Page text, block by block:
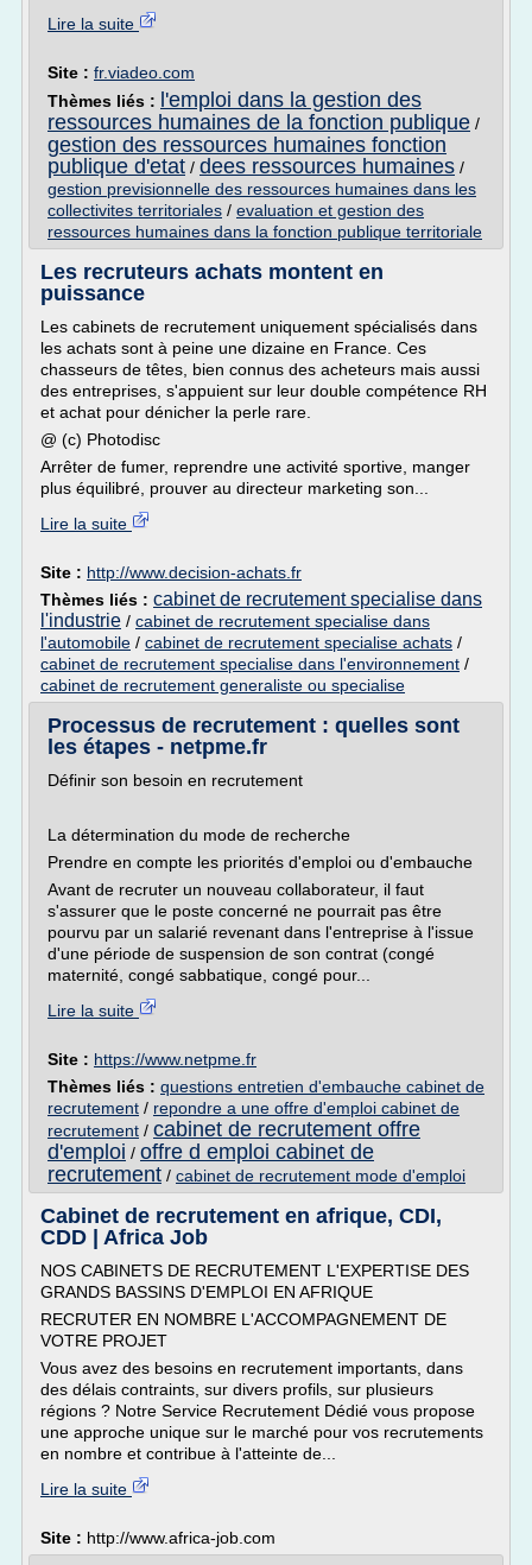
Lire la suite
Site : fr.viadeo.com
Thèmes liés :
l'emploi dans la gestion des
ressources humaines de la fonction publique /
gestion des ressources humaines fonction
publique d'etat / dees ressources humaines /
gestion previsionnelle des ressources humaines dans les
collectivites territoriales / evaluation et gestion des
ressources humaines dans la fonction publique territoriale
Les recruteurs achats montent en
puissance
Les cabinets de recrutement uniquement spécialisés dans
les achats sont à peine une dizaine en France. Ces
chasseurs de têtes, bien connus des acheteurs mais aussi
des entreprises, s'appuient sur leur double compétence RH
et achat pour dénicher la perle rare.
@ (c) Photodisc
Arrêter de fumer, reprendre une activité sportive, manger
plus équilibré, prouver au directeur marketing son...
Lire la suite
Site : http://www.decision-achats.fr
Thèmes liés : cabinet de recrutement specialise dans
l'industrie / cabinet de recrutement specialise dans
l'automobile / cabinet de recrutement specialise achats /
cabinet de recrutement specialise dans l'environnement /
cabinet de recrutement generaliste ou specialise
Processus de recrutement : quelles sont
les étapes - netpme.fr
Définir son besoin en recrutement
La détermination du mode de recherche
Prendre en compte les priorités d'emploi ou d'embauche
Avant de recruter un nouveau collaborateur, il faut
s'assurer que le poste concerné ne pourrait pas être
pourvu par un salarié revenant dans l'entreprise à l'issue
d'une période de suspension de son contrat (congé
maternité, congé sabbatique, congé pour...
Lire la suite
Site : https://www.netpme.fr
Thèmes liés : questions entretien d'embauche cabinet de
recrutement / repondre a une offre d'emploi cabinet de
recrutement / cabinet de recrutement offre
d'emploi / offre d emploi cabinet de
recrutement / cabinet de recrutement mode d'emploi
Cabinet de recrutement en afrique, CDI,
CDD | Africa Job
NOS CABINETS DE RECRUTEMENT L'EXPERTISE DES
GRANDS BASSINS D'EMPLOI EN AFRIQUE
RECRUTER EN NOMBRE L'ACCOMPAGNEMENT DE
VOTRE PROJET
Vous avez des besoins en recrutement importants, dans
des délais contraints, sur divers profils, sur plusieurs
régions ? Notre Service Recrutement Dédié vous propose
une approche unique sur le marché pour vos recrutements
en nombre et contribue à l'atteinte de...
Lire la suite
Site : http://www.africa-job.com